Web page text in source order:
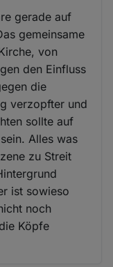
gerade auf
gemeinsame
von
den Einfluss
die
verzopfter und
sollte auf
Alles was
zu Streit
ist sowieso
noch
Köpfe